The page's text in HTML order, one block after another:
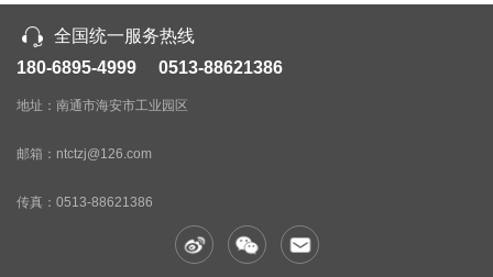
全国统一服务热线
180-6895-4999 0513-88621386
地址：南通市海安市工业园区
邮箱：ntctzj@126.com
传真： 0513-88621386